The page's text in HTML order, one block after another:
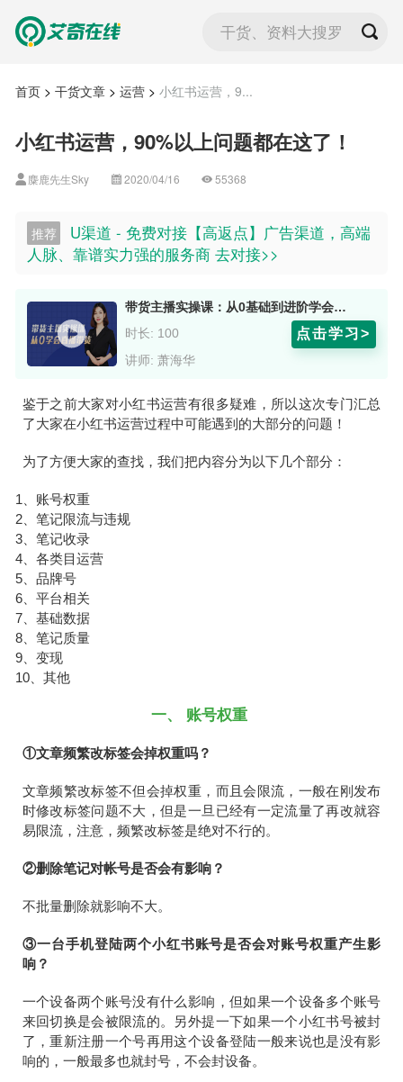
干货、资料大搜罗
首页> 干货文章> 运营> 小红书运营，9...
小红书运营，90%以上问题都在这了！
麋鹿先生Sky 2020/04/16 55368
推荐
U渠道 - 免费对接【高返点】广告渠道，高端
人脉、靠谱实力强的服务商 去对接>>
带货主播实操课：从0基础到进阶学会直播带货
时长: 100
讲师: 萧海华
点击学习>
鉴于之前大家对小红书运营有很多疑难，所以这次专门汇总
了大家在小红书运营过程中可能遇到的大部分的问题！
为了方便大家的查找，我们把内容分为以下几个部分：
1、账号权重
2、笔记限流与违规
3、笔记收录
4、各类目运营
5、品牌号
6、平台相关
7、基础数据
8、笔记质量
9、变现
10、其他
一、 账号权重
①文章频繁改标签会掉权重吗？
文章频繁改标签不但会掉权重，而且会限流，一般在刚发布
时修改标签问题不大，但是一旦已经有一定流量了再改就容
易限流，注意，频繁改标签是绝对不行的。
②删除笔记对帐号是否会有影响？
不批量删除就影响不大。
③一台手机登陆两个小红书账号是否会对账号权重产生影
响？
一个设备两个账号没有什么影响，但如果一个设备多个账号
来回切换是会被限流的。另外提一下如果一个小红书号被封
了，重新注册一个号再用这个设备登陆一般来说也是没有影
响的，一般最多也就封号，不会封设备。